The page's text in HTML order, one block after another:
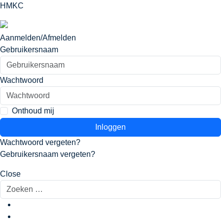
HMKC
Aanmelden/Afmelden
Gebruikersnaam
Wachtwoord
Onthoud mij
Inloggen
Wachtwoord vergeten?
Gebruikersnaam vergeten?
Close
Zoeken